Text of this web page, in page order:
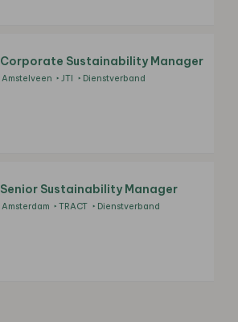
Corporate Sustainability Manager
Amstelveen JTI Dienstverband
Senior Sustainability Manager
Amsterdam TRACT Dienstverband